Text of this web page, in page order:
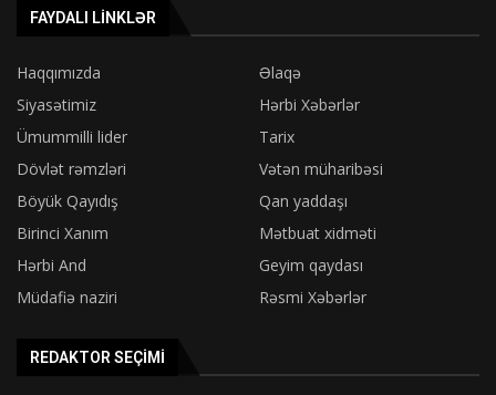
FAYDALI LINKLƏR
Haqqımızda
Əlaqə
Siyasətimiz
Hərbi Xəbərlər
Ümummilli lider
Tarix
Dövlət rəmzləri
Vətən müharibəsi
Böyük Qayıdış
Qan yaddaşı
Birinci Xanım
Mətbuat xidməti
Hərbi And
Geyim qaydası
Müdafiə naziri
Rəsmi Xəbərlər
REDAKTOR SEÇIMI